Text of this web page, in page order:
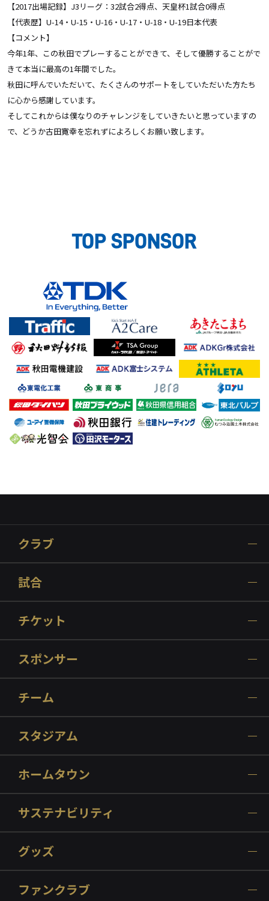
【2017出場記録】J3リーグ：32試合2得点、天皇杯1試合0得点
【代表歴】U-14・U-15・U-16・U-17・U-18・U-19日本代表
【コメント】
今年1年、この秋田でプレーすることができて、そして優勝することがで
きて本当に最高の1年間でした。
秋田に呼んでいただいて、たくさんのサポートをしていただいた方たち
に心から感謝しています。
そしてこれからは僕なりのチャレンジをしていきたいと思っていますの
で、どうか古田寛幸を忘れずによろしくお願い致します。
TOP SPONSOR
クラブ
試合
チケット
スポンサー
チーム
スタジアム
ホームタウン
サステナビリティ
グッズ
ファンクラブ